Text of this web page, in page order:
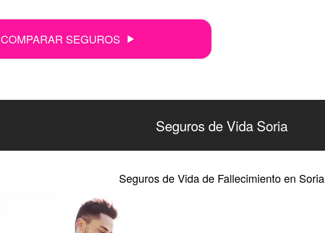
COMPARAR SEGUROS
Seguros de Vida Soria
Seguros de Vida de Fallecimiento en Soria